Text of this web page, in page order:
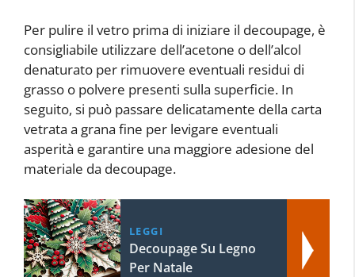
Per pulire il vetro prima di iniziare il decoupage, è
consigliabile utilizzare dell’acetone o dell’alcol
denaturato per rimuovere eventuali residui di
grasso o polvere presenti sulla superficie. In
seguito, si può passare delicatamente della carta
vetrata a grana fine per levigare eventuali
asperità e garantire una maggiore adesione del
materiale da decoupage.
LEGGI
Decoupage Su Legno
Per Natale